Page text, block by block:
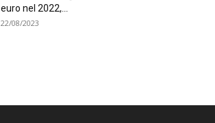
euro nel 2022,...
22/08/2023